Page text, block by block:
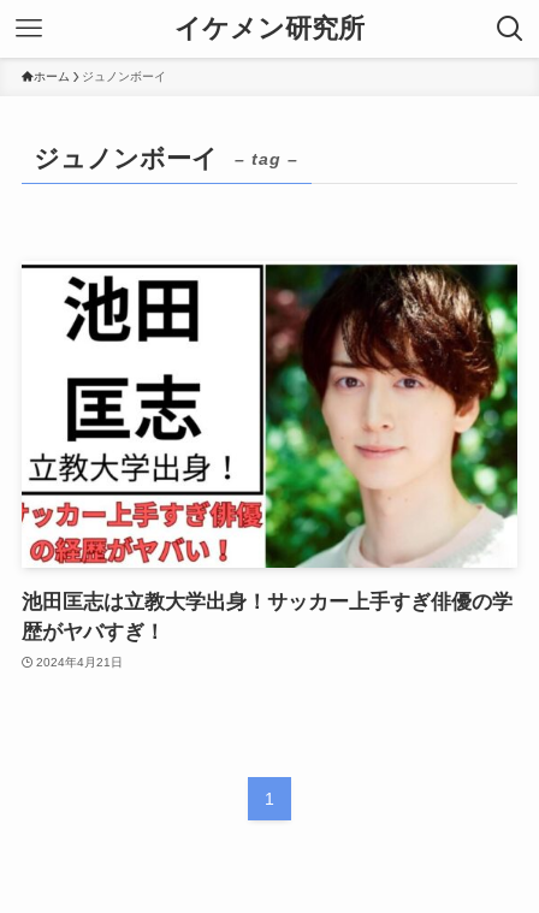
イケメン研究所
ホーム ジュノンボーイ
ジュノンボーイ – tag –
池田匡志は立教大学出身！サッカー上手すぎ俳優の学
歴がヤバすぎ！
2024年4月21日
1